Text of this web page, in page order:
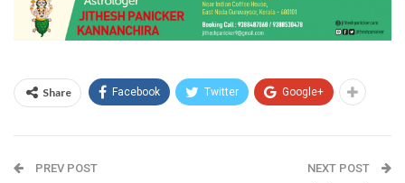
Share Facebook Twitter Google+
PREV POST NEXT POST